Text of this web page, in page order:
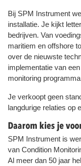
Bij SPM Instrument
installatie. Je kijkt
bedrijven. Van
maritiem en offshore
over de nieuwste
implementatie van
monitoring
Je verkoopt geen
langdurige relaties op
Daarom kies je
SPM Instrument is
van Condition
Al meer dan 50 jaar